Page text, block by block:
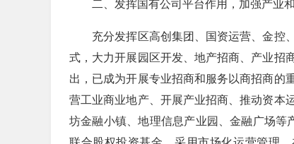
二、发挥国有公司平台作用，加强产业
充分发挥区高创集团、国资运营、金控、
式，大力开展园区开发、地产招商、产业招
出，已成为开展专业招商和服务以商招商的
营工业商业地产、开展产业招商、推动资本
坊金融小镇、地理信息产业园、金融广场